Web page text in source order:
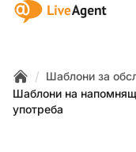
:site.title
Home
/ Шаблони за
Шаблони на
употреба